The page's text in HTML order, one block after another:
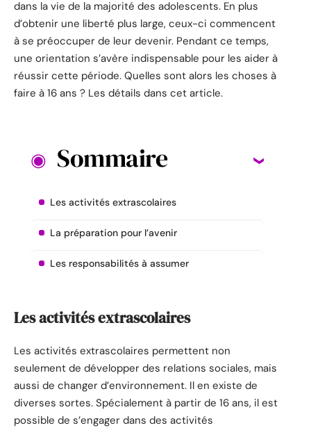
dans la vie de la majorité des adolescents. En plus
d’obtenir une liberté plus large, ceux-ci commencent
à se préoccuper de leur devenir. Pendant ce temps,
une orientation s’avère indispensable pour les aider à
réussir cette période. Quelles sont alors les choses à
faire à 16 ans ? Les détails dans cet article.
Sommaire
Les activités extrascolaires
La préparation pour l’avenir
Les responsabilités à assumer
Les activités extrascolaires
Les activités extrascolaires permettent non
seulement de développer des relations sociales, mais
aussi de changer d’environnement. Il en existe de
diverses sortes. Spécialement à partir de 16 ans, il est
possible de s’engager dans des activités